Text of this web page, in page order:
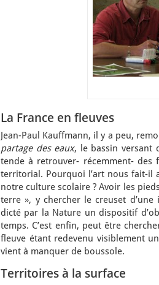
La France en fleuves
Jean-Paul Kauffmann, il y a peu,
partage des eaux, le bassin versant
tende à retrouver- récemment-
territorial. Pourquoi l’art nous fait-il
notre culture scolaire ? Avoir les
terre », y chercher le creuset d’une
dicté par la Nature un dispositif
temps. C’est enfin, peut être
fleuve étant redevenu visiblement
vient à manquer de boussole.
Territoires à la surface